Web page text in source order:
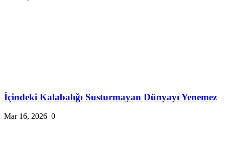
İçindeki Kalabalığı Susturmayan Dünyayı Yenemez
Mar 16, 2026 0